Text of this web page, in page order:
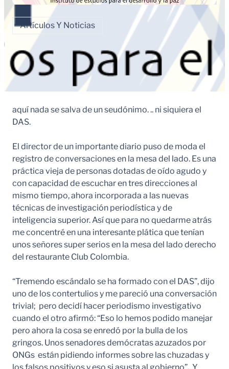
Artículos Y Noticias
aquí nada se salva de un seudónimo. .. ni siquiera el
DAS.
El director de un importante diario puso de moda el
registro de conversaciones en la mesa del lado. Es una
práctica vieja de personas dotadas de oído agudo y
con capacidad de escuchar en tres direcciones al
mismo tiempo, ahora incorporada a las nuevas
técnicas de investigación periodística y de
inteligencia superior. Así que para no quedarme atrás
me concentré en una interesante plática que tenían
unos señores super serios en la mesa del lado derecho
del restaurante Club Colombia.
“Tremendo escándalo se ha formado con el DAS”, dijo
uno de los contertulios y me pareció una conversación
trivial; pero decidí hacer periodismo investigativo
cuando el otro afirmó: “Eso lo hemos podido manejar
pero ahora la cosa se enredó por la bulla de los
gringos. Unos senadores demócratas azuzados por
ONGs están pidiendo informes sobre las chuzadas y
los falsos positivos y eso si asusta al gobierno”. Y